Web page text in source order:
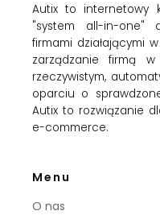
Autix to internetowy
"system all-in-one"
firmami działającymi
zarządzanie firmą
rzeczywistym,
oparciu o
Autix to rozwiązanie
e-commerce.
Menu
O nas